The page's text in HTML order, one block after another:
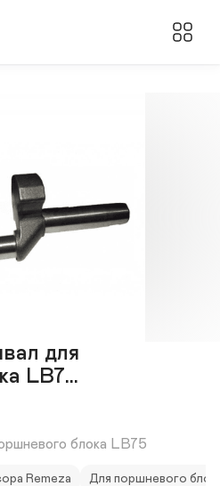
для
LB7...
блока LB75
Remeza Для поршневого